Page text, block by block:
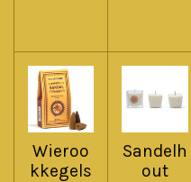
Wieroo
kkegels
Sandelh
out